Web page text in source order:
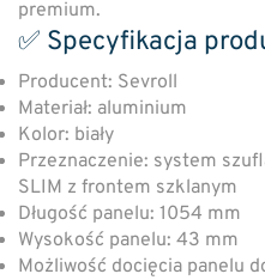
premium.
✅ Specyfikacja
Producent: Sevroll
Materiał: aluminium
Kolor: biały
Przeznaczenie: system
SLIM z frontem szklanym
Długość panelu: 1054 mm
Wysokość panelu: 43 mm
Możliwość docięcia panelu